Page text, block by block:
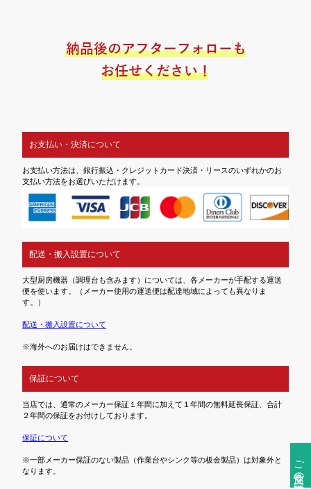
ご注文前の確認事項
お支払い・決済について
お支払い方法は、銀行振込・クレジットカード決済・リースのいずれかのお
支払い方法をお選びいただけます。
配送・搬入設置について
大型厨房機器（調理台も含みます）については、各メーカーが手配する運送
便を使います。（メーカー使用の運送便は配達地域によっても異なりま
す。）
配送・搬入設置について
※海外へのお届けはできません。
保証について
当店では、通常のメーカー保証１年間に加えて１年間の無料延長保証、合計
２年間の保証をお付けしております。
保証について
※一部メーカー保証のない製品（作業台やシンク等の板金製品）は対象外と
なります。